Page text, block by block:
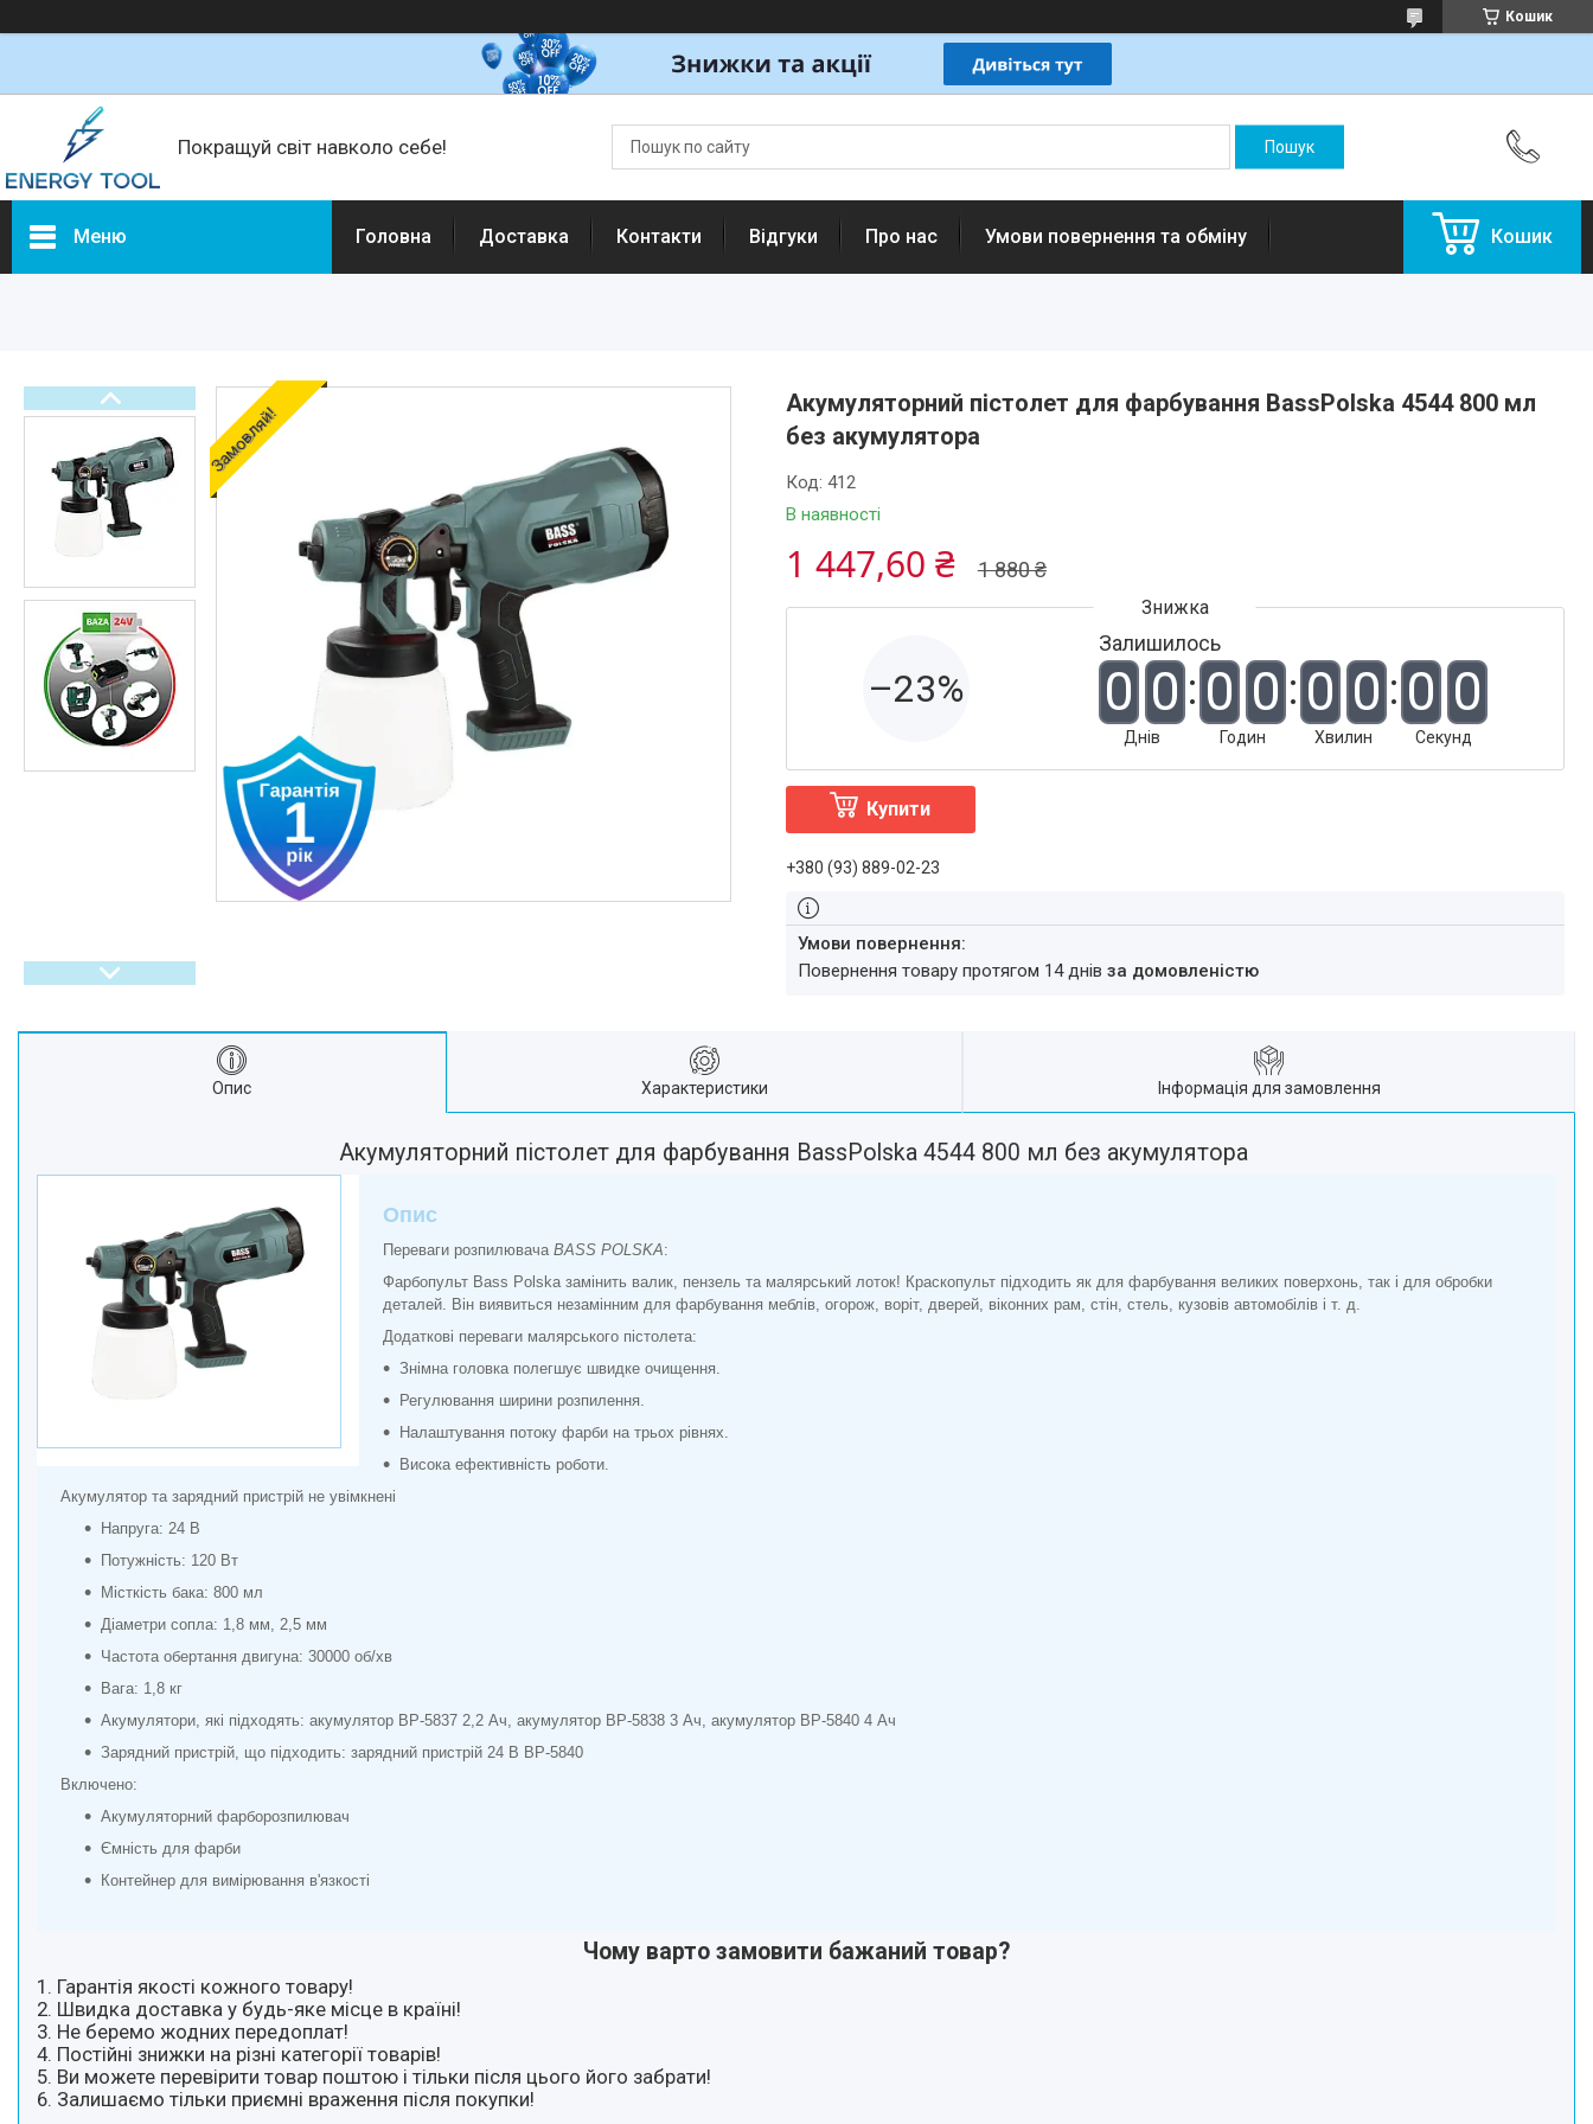
Кошик
Покращуй світ навколо себе!
Меню
Техніка для кухні
Товари для дому
Будівельне обладнання та
інструмент
Oбладнання та пристрої
Дача, сад і город
Енергонезалежність
Активний відпочинок, туризм
та хобі
Краса та здоровʼя
Для тварин
Техніка для Кухні
Продукти Живлення
Посуд
Світ інструмента
Побутова Хімія
Головна Доставка Контакти Відгуки Про нас Умови повернення та обміну Кошик
Замовляй!
Акумуляторний пістолет для фарбування BassPolska 4544 800 мл
без акумулятора
В наявності
Код: 412
1 880 ₴
1 447,60 ₴
–23%
Залишилось
0 0
Днів
0 0
Годин
0 0
Хвилин
0 0
Секунд
Купити
+380 (93) 889-02-23
повернення товару протягом 14 днів за домовленістю
Опис Характеристики Інформація для замовлення
Акумуляторний пістолет для фарбування BassPolska 4544 800 мл без акумулятора
Опис
Переваги розпилювача BASS POLSKA:
Фарбопульт Bass Polska замінить валик, пензель та малярський лоток! Краскопульт підходить як для фарбування великих поверхонь, так і для обробки
деталей. Він виявиться незамінним для фарбування меблів, огорож, воріт, дверей, віконних рам, стін, стель, кузовів автомобілів і т. д.
Додаткові переваги малярського пістолета:
Знімна головка полегшує швидке очищення.
Регулювання ширини розпилення.
Налаштування потоку фарби на трьох рівнях.
Висока ефективність роботи.
Акумулятор та зарядний пристрій не увімкнені
Напруга: 24 В
Потужність: 120 Вт
Місткість бака: 800 мл
Діаметри сопла: 1,8 мм, 2,5 мм
Частота обертання двигуна: 30000 об/хв
Вага: 1,8 кг
Акумулятори, які підходять: акумулятор BP-5837 2,2 Ач, акумулятор BP-5838 3 Ач, акумулятор BP-5840 4 Ач
Зарядний пристрій, що підходить: зарядний пристрій 24 В BP-5840
Включено:
Акумуляторний фарборозпилювач
Ємність для фарби
Контейнер для вимірювання в'язкості
Чому варто замовити бажаний товар?
1. Гарантія якості кожного товару!
2. Швидка доставка у будь-яке місце в країні!
3. Не беремо жодних передоплат!
4. Постійні знижки на різні категорії товарів!
5. Ви можете перевірити товар поштою і тільки після цього його забрати!
6. Залишаємо тільки приємні враження після покупки!